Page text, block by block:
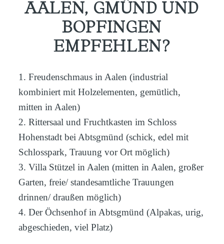
AALEN, GMÜND UND
BOPFINGEN
EMPFEHLEN?
1. Freudenschmaus in Aalen (industrial
kombiniert mit Holzelementen, gemütlich,
mitten in Aalen)
2. Rittersaal und Fruchtkasten im Schloss
Hohenstadt bei Abtsgmünd (schick, edel mit
Schlosspark, Trauung vor Ort möglich)
3. Villa Stützel in Aalen (mitten in Aalen, großer
Garten, freie/ standesamtliche Trauungen
drinnen/ draußen möglich)
4. Der Öchsenhof in Abtsgmünd (Alpakas, urig,
abgeschieden, viel Platz)